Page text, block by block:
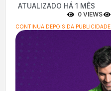
ATUALIZADO HÁ 1 MÊS
0 VIEWS
CONTINUA DEPOIS DA PUBLICIDADE